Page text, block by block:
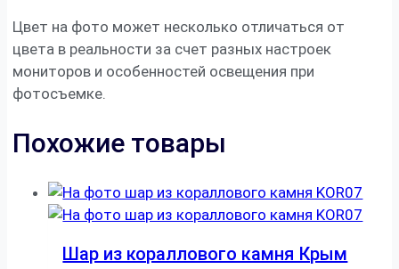
Цвет на фото может несколько отличаться от
цвета в реальности за счет разных настроек
мониторов и особенностей освещения при
фотосъемке.
Похожие товары
Шар из кораллового камня Крым